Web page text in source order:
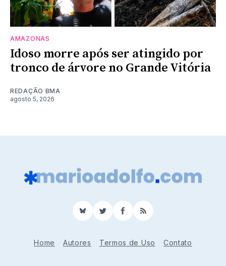
AMAZONAS
Idoso morre após ser atingido por
tronco de árvore no Grande Vitória
REDAÇÃO BMA
agosto 5, 2026
BlueSkyTwitterFacebook
RSS
Home Autores Termos de Uso Contato